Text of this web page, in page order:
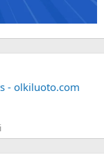
- olkiluoto.com